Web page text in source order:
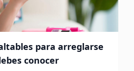
para arreglarse
conocer